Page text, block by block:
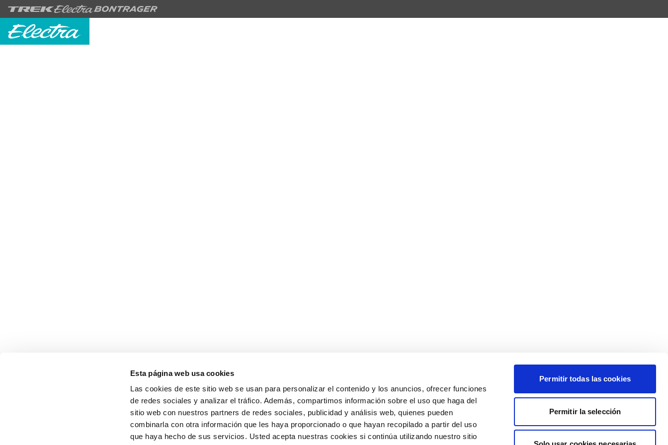
Esta página web usa cookies
Las cookies de este sitio web se usan para personalizar el contenido y los anuncios, ofrecer funciones
de redes sociales y analizar el tráfico. Además, compartimos información sobre el uso que haga del
sitio web con nuestros partners de redes sociales, publicidad y análisis web, quienes pueden
combinarla con otra información que les haya proporcionado o que hayan recopilado a partir del uso
que haya hecho de sus servicios. Usted acepta nuestras cookies si continúa utilizando nuestro sitio
Permitir todas las cookies
Permitir la selección